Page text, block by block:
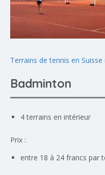
Terrains de tennis en
Badminton
4 terrains en intérieur
Prix :
entre 18 à 24 francs par